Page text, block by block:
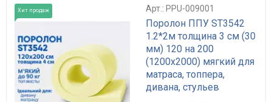
Хит продаж Арт.: PPU-009001
Поролон ППУ ST3542
1.2*2м толщина 3 см (30
мм) 120 на 200
(1200х2000) мягкий для
матраса, топпера,
дивана, стульев